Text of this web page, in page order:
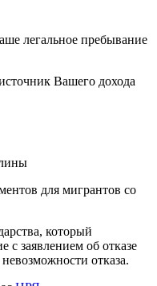
легальное пребывание
Вашего дохода
для мигрантов со
который
с заявлением об отказе
отказа.